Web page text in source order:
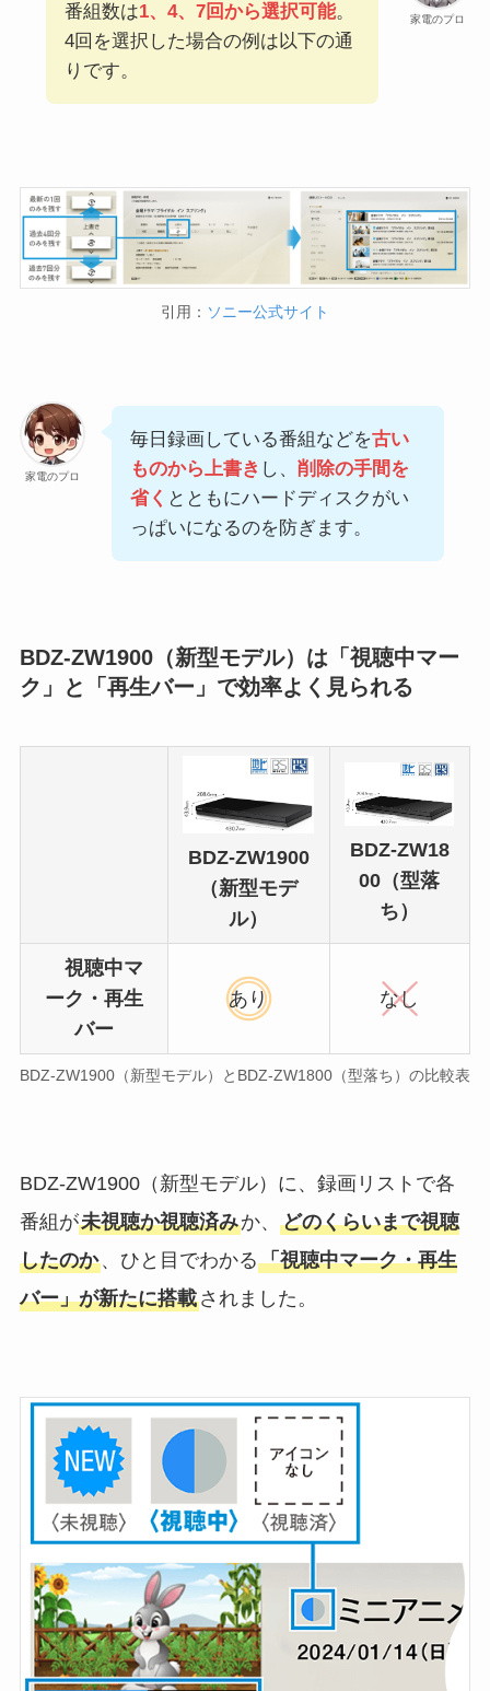
家電のプロ
番組数は1、4、7回から選択可能。
4回を選択した場合の例は以下の通
りです。
引用： ソニー公式サイト
家電のプロ
毎日録画している番組などを古い
ものから上書き し、 削除の手間を
省く とともにハードディスクがい
っぱいになるのを防ぎます。
BDZ-ZW1900（新型モデル）は「視聴中マー
ク」と「再生バー」で効率よく見られる
BDZ-ZW1900
（新型モデ
ル）
BDZ-ZW18
00（型落
ち）
視聴中マ
ーク・再生
バー
あり なし
BDZ-ZW1900（新型モデル）とBDZ-ZW1800（型落ち）の比較表
BDZ-ZW1900（新型モデル）に、録画リストで各
番組が未視聴か視聴済みか、 どのくらいまで視聴
したのか、ひと目でわかる「視聴中マーク・再生
バー」が新たに搭載されました。